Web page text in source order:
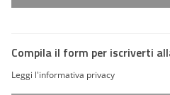
Compila il form per iscriverti
Leggi l'informativa privacy